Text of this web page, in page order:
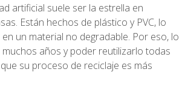
artificial suele ser la estrella en
Están hechos de plástico y PVC, lo
un material no degradable. Por eso, lo
años y poder reutilizarlo todas
su proceso de reciclaje es más